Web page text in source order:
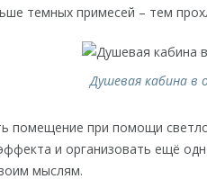
темных примесей – тем
Душевая кабина в
помещение при помощи
и организовать ещё
мыслям.